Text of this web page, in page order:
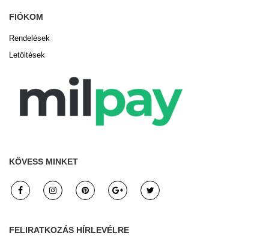
FIÓKOM
Rendelések
Letöltések
KÖVESS MINKET
FELIRATKOZÁS HÍRLEVÉLRE